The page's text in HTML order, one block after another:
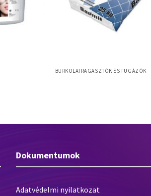
BURKOLATRAGASZTÓK ÉS FUGÁZÓK
Dokumentumok
Adatvédelmi nyilatkozat